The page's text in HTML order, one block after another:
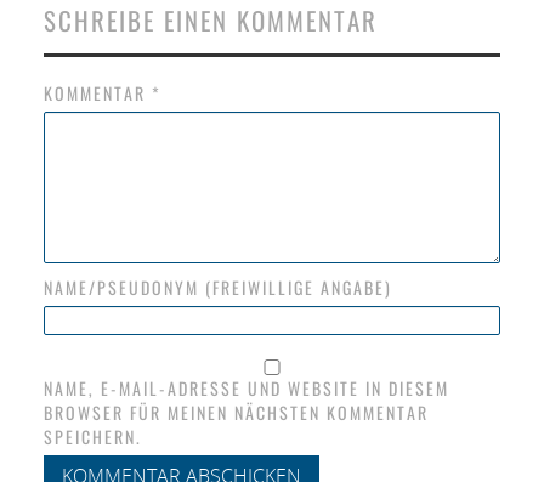
SCHREIBE EINEN KOMMENTAR
KOMMENTAR *
NAME/PSEUDONYM (FREIWILLIGE ANGABE)
NAME, E-MAIL-ADRESSE UND WEBSITE IN DIESEM
BROWSER FÜR MEINEN NÄCHSTEN KOMMENTAR
SPEICHERN.